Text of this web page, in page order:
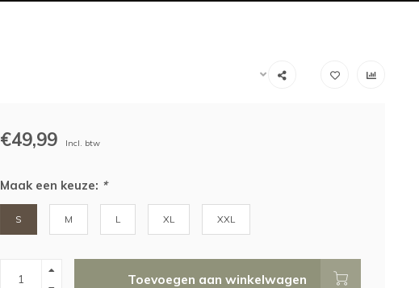
€49,99 Incl. btw
Maak een keuze: *
S M L XL XXL
Toevoegen aan winkelwagen